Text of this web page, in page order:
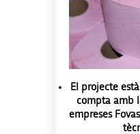
El projecte
compta amb
empreses